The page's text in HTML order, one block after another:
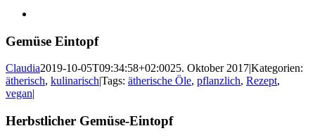
Gemüse Eintopf
Claudia2019-10-05T09:34:58+02:0025. Oktober 2017|Kategorien:
ätherisch, kulinarisch|Tags: ätherische Öle, pflanzlich, Rezept,
vegan|
Herbstlicher Gemüse-Eintopf